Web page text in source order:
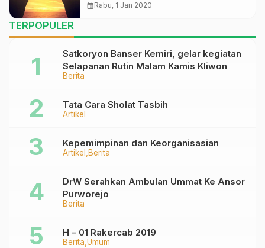
calendar_monthRabu, 1 Jan 2020
TERPOPULER
Berita
Satkoryon Banser Kemiri, gelar kegiatan
Selapanan Rutin Malam Kamis Kliwon
Artikel
Tata Cara Sholat Tasbih
Artikel Berita
Kepemimpinan dan Keorganisasian
Berita
DrW Serahkan Ambulan Ummat Ke Ansor
Purworejo
Berita Umum
H – 01 Rakercab 2019